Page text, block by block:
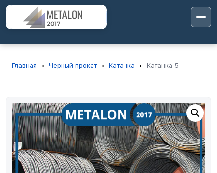
Главная › Черный прокат › Катанка › Катанка 5